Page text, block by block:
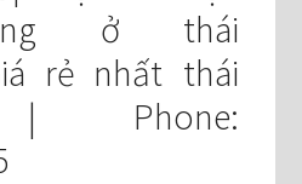
ở thái
rẻ nhất thái
| Phone: